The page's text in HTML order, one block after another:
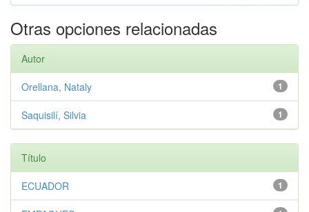
Otras opciones relacionadas
Autor
1
Orellana, Nataly
1
Saquisilí, Silvia
Título
1
ECUADOR